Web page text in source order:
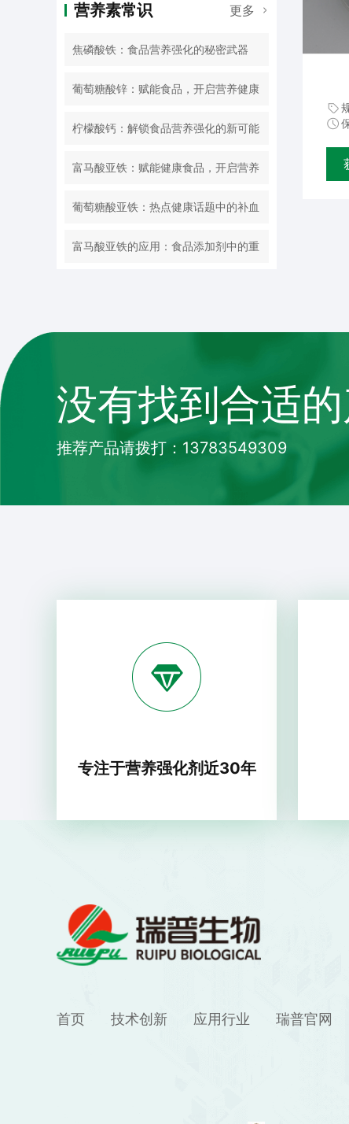
营养素常识 更多
焦磷酸铁：食品营养强化的秘密武器
葡萄糖酸锌：赋能食品，开启营养健康
新篇章
柠檬酸钙：解锁食品营养强化的新可能
富马酸亚铁：赋能健康食品，开启营养
新纪元
葡萄糖酸亚铁：热点健康话题中的补血
明星
富马酸亚铁的应用：食品添加剂中的重
没有找到合适的
推荐产品请拨打：13783549309
专注于营养强化剂近30年
首页 技术创新 应用行业 瑞普官网